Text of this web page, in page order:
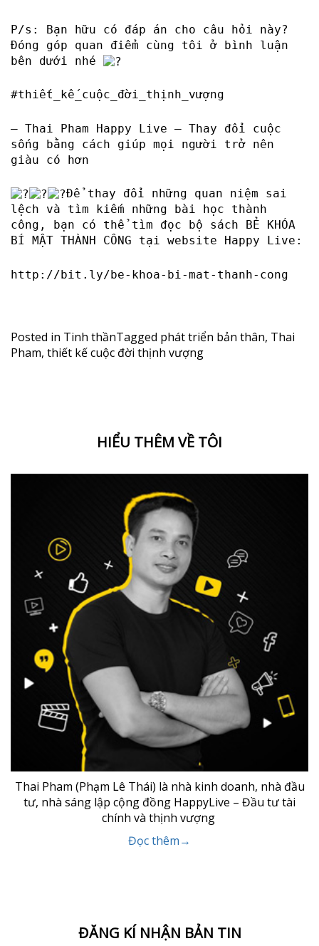
P/s: Bạn hữu có đáp án cho câu hỏi này?
Đóng góp quan điểm cùng tôi ở bình luận
bên dưới nhé
#thiết_kế_cuộc_đời_thịnh_vượng
– Thai Pham Happy Live – Thay đổi cuộc
sống bằng cách giúp mọi người trở nên
giàu có hơn
Để thay đổi những quan niệm sai
lệch và tìm kiếm những bài học thành
công, bạn có thể tìm đọc bộ sách BẺ KHÓA
BÍ MẬT THÀNH CÔNG tại website Happy Live:
http://bit.ly/be-khoa-bi-mat-thanh-cong
Posted in Tinh thầnTagged phát triển bản thân, Thai
Pham, thiết kế cuộc đời thịnh vượng
HIỂU THÊM VỀ TÔI
Thai Pham (Phạm Lê Thái) là nhà kinh doanh, nhà đầu
tư, nhà sáng lập cộng đồng HappyLive – Đầu tư tài
chính và thịnh vượng
Đọc thêm→
ĐĂNG KÍ NHẬN BẢN TIN